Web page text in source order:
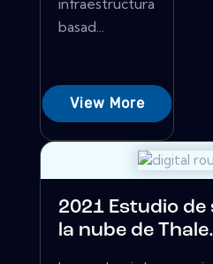
infraestructura
basad...
View More
2021 Estudio
la nube de